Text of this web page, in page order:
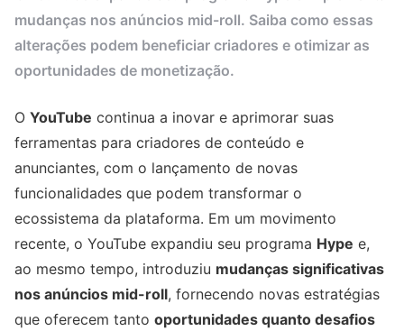
mudanças nos anúncios mid-roll. Saiba como essas
alterações podem beneficiar criadores e otimizar as
oportunidades de monetização.
O YouTube continua a inovar e aprimorar suas
ferramentas para criadores de conteúdo e
anunciantes, com o lançamento de novas
funcionalidades que podem transformar o
ecossistema da plataforma. Em um movimento
recente, o YouTube expandiu seu programa Hype e,
ao mesmo tempo, introduziu mudanças significativas
nos anúncios mid-roll, fornecendo novas estratégias
que oferecem tanto oportunidades quanto desafios